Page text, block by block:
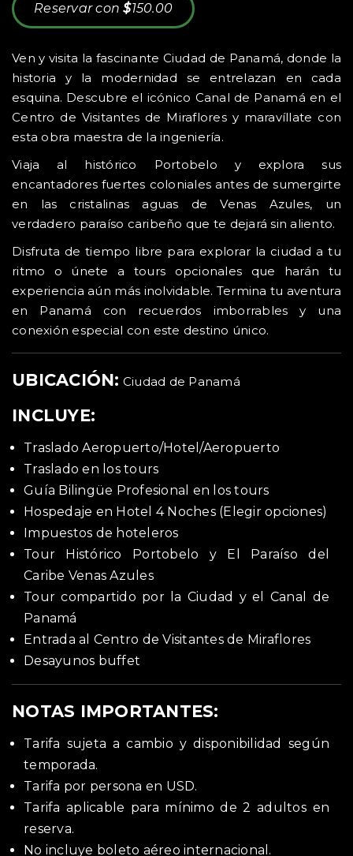
Reservar con$150.00
Ven y visita la fascinante Ciudad de Panamá, donde la
historia y la modernidad se entrelazan en cada
esquina. Descubre el icónico Canal de Panamá en el
Centro de Visitantes de Miraflores y maravíllate con
esta obra maestra de la ingeniería.
Viaja al histórico Portobelo y explora sus
encantadores fuertes coloniales antes de sumergirte
en las cristalinas aguas de Venas Azules, un
verdadero paraíso caribeño que te dejará sin aliento.
Disfruta de tiempo libre para explorar la ciudad a tu
ritmo o únete a tours opcionales que harán tu
experiencia aún más inolvidable. Termina tu aventura
en Panamá con recuerdos imborrables y una
conexión especial con este destino único.
UBICACIÓN: Ciudad de Panamá
INCLUYE:
Traslado Aeropuerto/Hotel/Aeropuerto
Traslado en los tours
Guía Bilingüe Profesional en los tours
Hospedaje en Hotel 4 Noches (Elegir opciones)
Impuestos de hoteleros
Tour Histórico Portobelo y El Paraíso del
Caribe Venas Azules
Tour compartido por la Ciudad y el Canal de
Panamá
Entrada al Centro de Visitantes de Miraflores
Desayunos buffet
NOTAS IMPORTANTES:
Tarifa sujeta a cambio y disponibilidad según
temporada.
Tarifa por persona en USD.
Tarifa aplicable para mínimo de 2 adultos en
reserva.
No incluye boleto aéreo internacional.